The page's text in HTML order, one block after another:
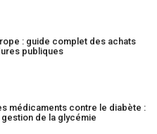
: guide complet des achats
publiques
médicaments contre le diabète :
de la glycémie